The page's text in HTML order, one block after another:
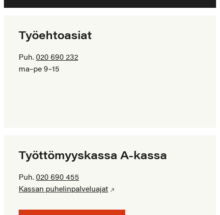
Työehtoasiat
Puh. 020 690 232
ma–pe 9–15
Työttömyyskassa A-kassa
Puh. 020 690 455
Kassan puhelinpalveluajat